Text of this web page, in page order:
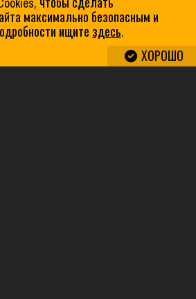
максимально безопасным и
ищите здесь.
ХОРОШО